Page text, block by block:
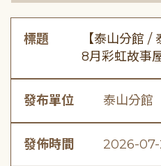
標題
【泰山分館 /
8月彩虹故事
發布單位 泰山分館
發佈時間 2026-